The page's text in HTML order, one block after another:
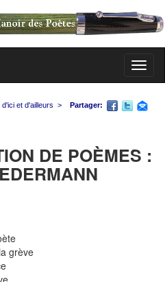
Partager:
et d'ailleurs >
DE POÈMES :
grève